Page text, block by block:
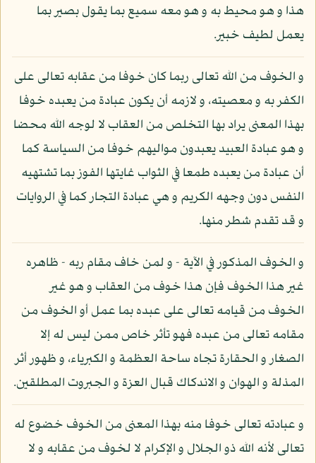
هذا و هو محيط به و هو معه سميع بما يقول بصير بما
يعمل لطيف خبير.
و الخوف من الله تعالى ربما كان خوفا من عقابه تعالى على
الكفر به و معصيته، و لازمه أن يكون عبادة من يعبده خوفا
بهذا المعنى يراد بها التخلص من العقاب لا لوجه الله محضا
و هو عبادة العبيد يعبدون مواليهم خوفا من السياسة كما
أن عبادة من يعبده طمعا في الثواب غايتها الفوز بما تشتهيه
النفس دون وجهه الكريم و هي عبادة التجار كما في الروايات
و قد تقدم شطر منها.
و الخوف المذكور في الآية - و لمن خاف مقام ربه - ظاهره
غير هذا الخوف فإن هذا خوف من العقاب و هو غير
الخوف من قيامه تعالى على عبده بما عمل أو الخوف من
مقامه تعالى من عبده فهو تأثر خاص ممن ليس له إلا
الصغار و الحقارة تجاه ساحة العظمة و الكبرياء، و ظهور أثر
المذلة و الهوان و الاندكاك قبال العزة و الجبروت المطلقين.
و عبادته تعالى خوفا منه بهذا المعنى من الخوف خضوع له
تعالى لأنه الله ذو الجلال و الإكرام لا لخوف من عقابه و لا